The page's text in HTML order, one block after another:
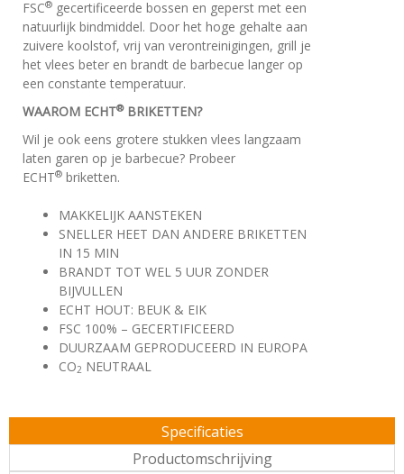
FSC® gecertificeerde bossen en geperst met een
natuurlijk bindmiddel. Door het hoge gehalte aan
zuivere koolstof, vrij van verontreinigingen, grill je
het vlees beter en brandt de barbecue langer op
een constante temperatuur.
WAAROM ECHT®BRIKETTEN?
Wil je ook eens grotere stukken vlees langzaam
laten garen op je barbecue? Probeer
ECHT® briketten.
MAKKELIJK AANSTEKEN
SNELLER HEET DAN ANDERE BRIKETTEN
IN 15 MIN
BRANDT TOT WEL 5 UUR ZONDER
BIJVULLEN
ECHT HOUT: BEUK & EIK
FSC 100% – GECERTIFICEERD
DUURZAAM GEPRODUCEERD IN EUROPA
CO2 NEUTRAAL
Specificaties
Productomschrijving